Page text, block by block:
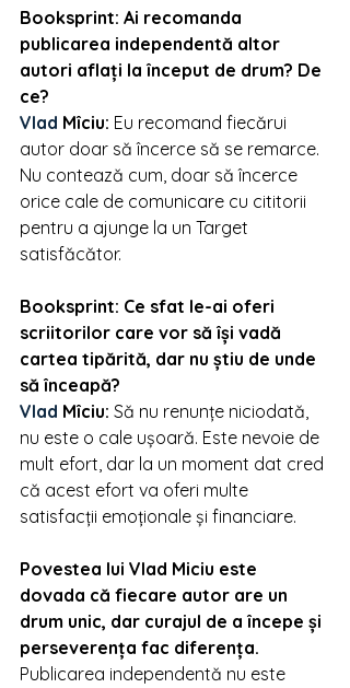
Booksprint: Ai recomanda
publicarea independentă altor
autori aflați la început de drum? De
ce?
Vlad Mîciu: Eu recomand fiecărui
autor doar să încerce să se remarce.
Nu contează cum, doar să încerce
orice cale de comunicare cu cititorii
pentru a ajunge la un Target
satisfăcător.
Booksprint: Ce sfat le-ai oferi
scriitorilor care vor să își vadă
cartea tipărită, dar nu știu de unde
să înceapă?
Vlad Mîciu: Să nu renunțe niciodată,
nu este o cale ușoară. Este nevoie de
mult efort, dar la un moment dat cred
că acest efort va oferi multe
satisfacții emoționale și financiare.
Povestea lui Vlad Miciu este
dovada că fiecare autor are un
drum unic, dar curajul de a începe și
perseverența fac diferența.
Publicarea independentă nu este